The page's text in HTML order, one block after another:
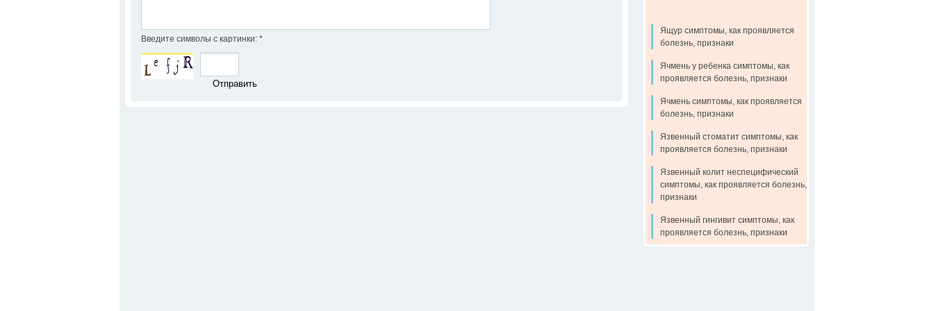
Введите символы с картинки: *
Ящур симптомы, как проявляется
болезнь, признаки
Ячмень у ребенка симптомы, как
проявляется болезнь, признаки
Ячмень симптомы, как проявляется
болезнь, признаки
Язвенный стоматит симптомы, как
проявляется болезнь, признаки
Язвенный колит неспецифический
симптомы, как проявляется болезнь,
признаки
Язвенный гингивит симптомы, как
проявляется болезнь, признаки